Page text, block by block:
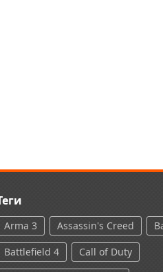
Arma 3 Assassin's Creed
Battlefield 4
Call of Duty